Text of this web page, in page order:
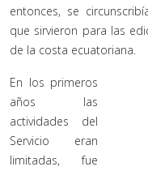
entonces, se
que sirvieron para las
de la costa ecuatoriana.
En los primeros
años las
actividades del
Servicio eran
limitadas, fue